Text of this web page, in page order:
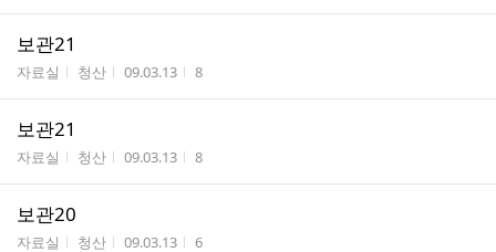
보관21
게시판명
자료실 작성자
청산 작성시간
09.03.13 조회수
8
보관21
게시판명
자료실 작성자
청산 작성시간
09.03.13 조회수
8
보관20
게시판명
자료실 작성자
청산 작성시간
09.03.13 조회수
6